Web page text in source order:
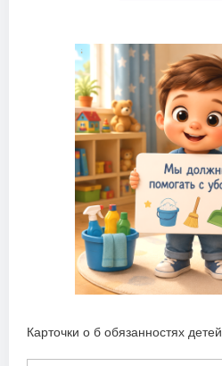
Карточки о б обязанностях детей